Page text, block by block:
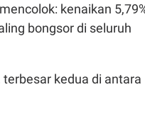
kenaikan
bongsor di seluruh
kedua di antara